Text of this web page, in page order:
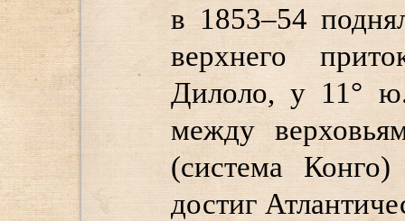
в 1853–54
верхнего
Дилоло, у 11°
между
(система
достиг